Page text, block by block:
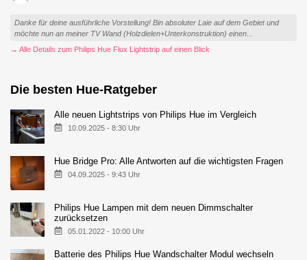
Danke für deine ausführliche Vorstellung! Bin absoluter Laie auf dem Gebiet und
möchte nun an meiner TV Wand (Holzdielen+Unterkonstruktion) einen...
→ Alle Details zum Philips Hue Flux Lightstrip auf einen Blick
Die besten Hue-Ratgeber
Alle neuen Lightstrips von Philips Hue im Vergleich
10.09.2025 - 8:30 Uhr
Hue Bridge Pro: Alle Antworten auf die wichtigsten Fragen
04.09.2025 - 9:43 Uhr
Philips Hue Lampen mit dem neuen Dimmschalter
zurücksetzen
05.01.2022 - 10:00 Uhr
Batterie des Philips Hue Wandschalter Modul wechseln